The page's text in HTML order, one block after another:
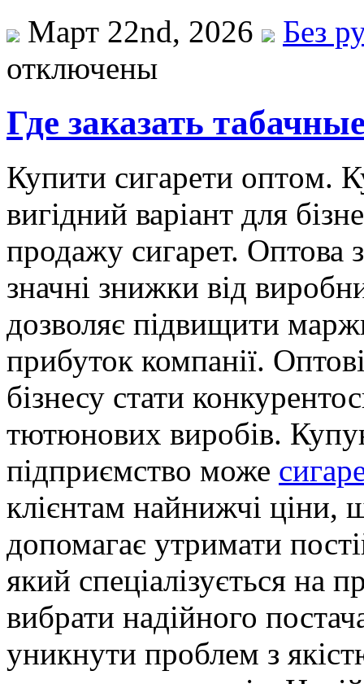
Март 22nd, 2026
Без
отключены
Где заказать
Купити сигaрeти oптoм.
вигідний варіант для
продажу сигарет. Оптова
значні знижки від
дозволяє підвищити
прибуток компанії.
бізнесу стати
тютюнових виробів.
підприємство може
клієнтам найнижчі ціни,
допомагає утримати
який спеціалізується на
вибрати надійного
уникнути проблем з